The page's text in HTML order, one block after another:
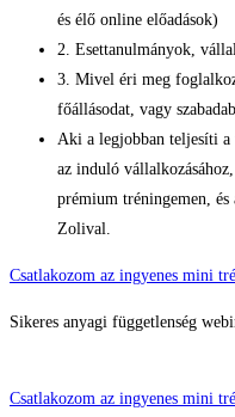
és élő online előadások)
2. Esettanulmányok,
3. Mivel éri meg
főállásodat, vagy
Aki a legjobban teljesíti a
az induló
prémium tréningemen,
Zolival.
Csatlakozom az ingyenes mini
Sikeres anyagi függetlenség
Csatlakozom az ingyenes mini